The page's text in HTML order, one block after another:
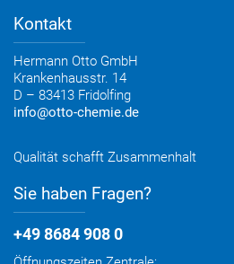
Medienportal
Elektronischer Rechnungsversand
Entsorgung & Verpackungsrücknahme
Kontakt
Hermann Otto GmbH
Krankenhausstr. 14
D – 83413 Fridolfing
info@otto-chemie.de
Qualität schafft Zusammenhalt
Sie haben Fragen?
+49 8684 908 0